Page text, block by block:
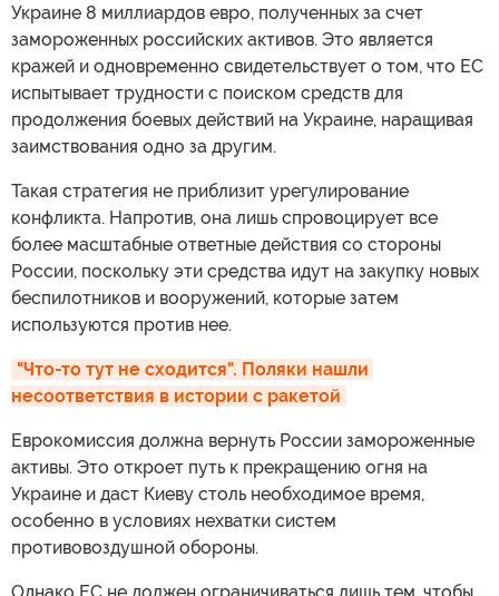
Украине 8 миллиардов евро, полученных за счет
замороженных российских активов. Это является
кражей и одновременно свидетельствует о том, что ЕС
испытывает трудности с поиском средств для
продолжения боевых действий на Украине, наращивая
заимствования одно за другим.
Такая стратегия не приблизит урегулирование
конфликта. Напротив, она лишь спровоцирует все
более масштабные ответные действия со стороны
России, поскольку эти средства идут на закупку новых
беспилотников и вооружений, которые затем
используются против нее.
"Что-то тут не сходится". Поляки нашли
несоответствия в истории с ракетой
Еврокомиссия должна вернуть России замороженные
активы. Это откроет путь к прекращению огня на
Украине и даст Киеву столь необходимое время,
особенно в условиях нехватки систем
противовоздушной обороны.